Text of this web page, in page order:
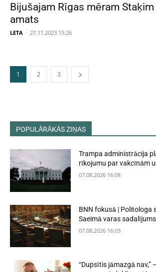
Bijušajam Rīgas mēram
amats
LETA - 27.11.2023 15:26
1 2 3
POPULĀRĀKĀS ZIŅAS
Trampa administrācija
rīkojumu par vakcīnām
07.08.2026 16:08
BNN fokusā | Politologa
Saeimā varas
07.08.2026 16:03
“Dupsītis jāmazgā nav,”